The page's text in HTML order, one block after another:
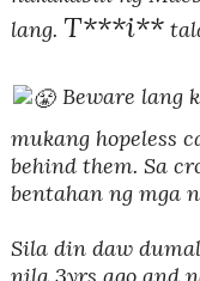
lang. T***i**
Beware lang
mukang hopeless
behind them. Sa
bentahan ng mga
Sila din daw